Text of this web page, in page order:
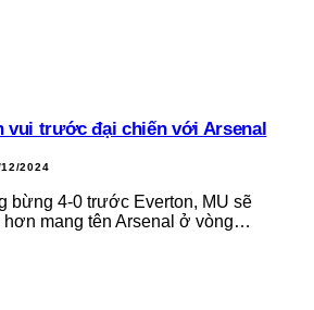
vui trước đại chiến với Arsenal
2024
bừng 4-0 trước Everton, MU sẽ
mang tên Arsenal ở vòng…